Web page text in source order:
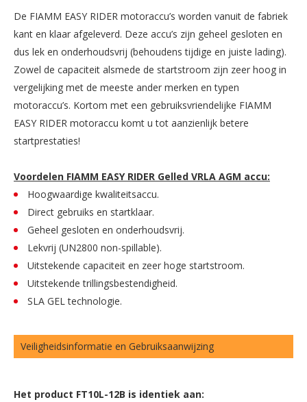
De FIAMM EASY RIDER motoraccu’s worden vanuit de fabriek
kant en klaar afgeleverd. Deze accu’s zijn geheel gesloten en
dus lek en onderhoudsvrij (behoudens tijdige en juiste lading).
Zowel de capaciteit alsmede de startstroom zijn zeer hoog in
vergelijking met de meeste ander merken en typen
motoraccu’s. Kortom met een gebruiksvriendelijke FIAMM
EASY RIDER motoraccu komt u tot aanzienlijk betere
startprestaties!
Voordelen FIAMM EASY RIDER Gelled VRLA AGM accu:
Hoogwaardige kwaliteitsaccu.
Direct gebruiks en startklaar.
Geheel gesloten en onderhoudsvrij.
Lekvrij (UN2800 non-spillable).
Uitstekende capaciteit en zeer hoge startstroom.
Uitstekende trillingsbestendigheid.
SLA GEL technologie.
Veiligheidsinformatie en Gebruiksaanwijzing
Het product FT10L-12B is identiek aan: